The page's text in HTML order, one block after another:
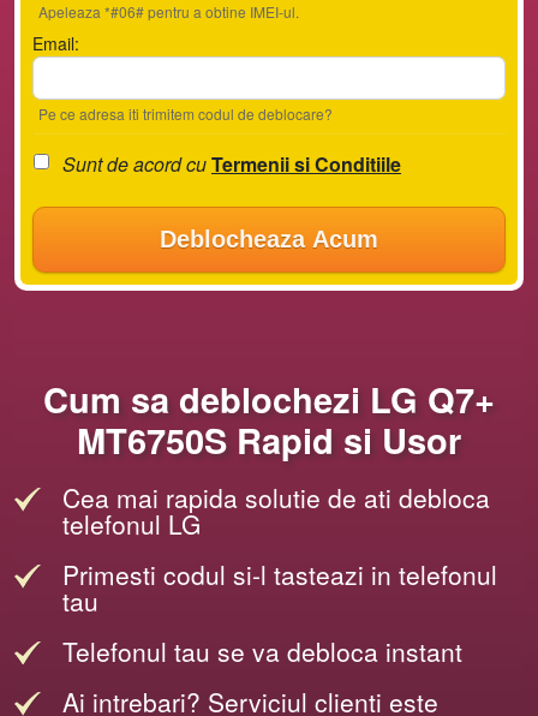
Apeleaza *#06# pentru a obtine IMEI-ul.
Email:
Pe ce adresa iti trimitem codul de deblocare?
Sunt de acord cuTermenii si Conditiile
Deblocheaza Acum
Cum sa deblochezi LG Q7+
MT6750S Rapid si Usor
Cea mai rapida solutie de ati debloca
telefonul LG
Primesti codul si-l tasteazi in telefonul
tau
Telefonul tau se va debloca instant
Ai intrebari? Serviciul clienti este